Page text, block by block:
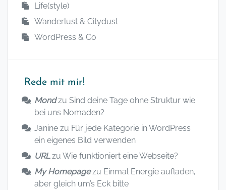
Life(style)
Wanderlust & Citydust
WordPress & Co
Rede mit mir!
Mondzu Sind deine Tage ohne Struktur wie
bei uns Nomaden?
Janine zu Für jede Kategorie in WordPress
ein eigenes Bild verwenden
URLzu Wie funktioniert eine Webseite?
My Homepagezu Einmal Energie aufladen,
aber gleich um’s Eck bitte